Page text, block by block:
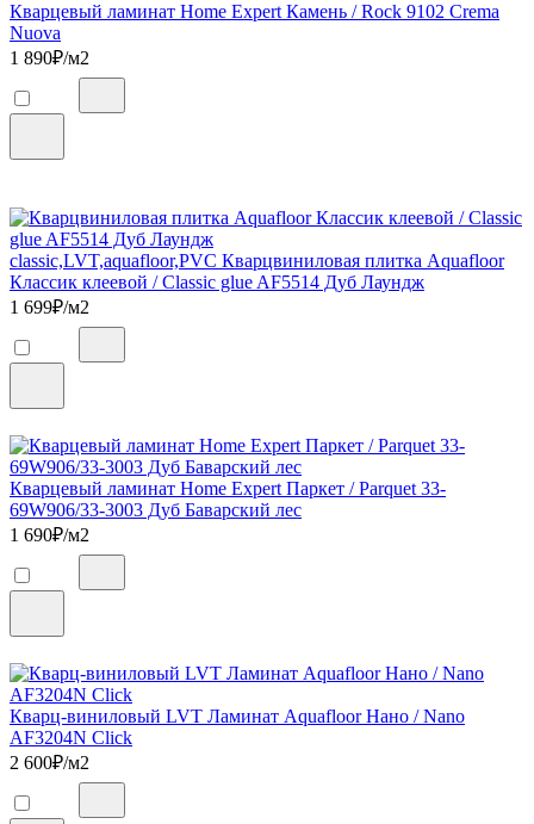
Кварцевый ламинат Home Expert Камень / Rock 9102 Crema
Nuova
1 890₽/м2
classic,LVT,aquafloor,PVC Кварцвиниловая плитка Aquafloor
Классик клеевой / Classic glue AF5514 Дуб Лаундж
1 699₽/м2
Кварцевый ламинат Home Expert Паркет / Parquet 33-
69W906/33-3003 Дуб Баварский лес
1 690₽/м2
Кварц-виниловый LVT Ламинат Aquafloor Нано / Nano
AF3204N Click
2 600₽/м2